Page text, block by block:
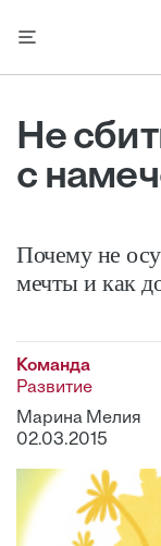
Не
с
Почему не
мечты и как
Команда
Развитие
Марина Мелия
02.03.2015